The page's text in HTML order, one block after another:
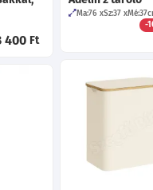
400 Ft
Ma:76 Sz:37 Mé:37
-